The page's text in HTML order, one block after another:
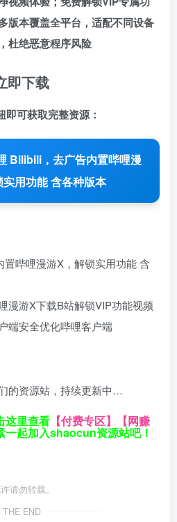
版本覆盖全平台，适配不同设备
杜绝恶意程序风险
即下载
即可获取完整资源：
Bilibili，去广告内置哔哩漫
用功能 含各种版本
置哔哩漫游X，解锁实用功能 含
漫游X下载B站解锁VIP功能视频
端安全优化哔哩客户端
的资源站，持续更新中…
这里查看 【付费专区】 【网赚
一起加入shaocun资源站吧！
请勿转载。
THE END